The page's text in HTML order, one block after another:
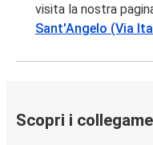
visita la nostra
Sant'Angelo (Via
Scopri i